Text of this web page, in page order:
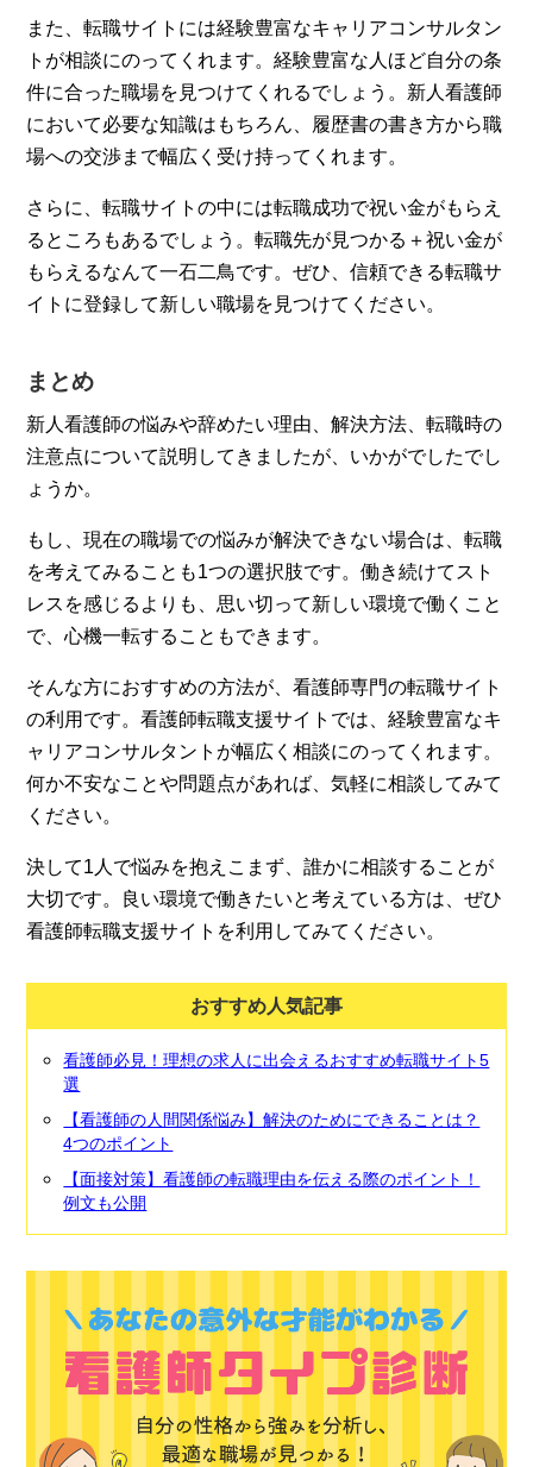
また、転職サイトには経験豊富なキャリアコンサルタン
トが相談にのってくれます。経験豊富な人ほど自分の条
件に合った職場を見つけてくれるでしょう。新人看護師
において必要な知識はもちろん、履歴書の書き方から職
場への交渉まで幅広く受け持ってくれます。
さらに、転職サイトの中には転職成功で祝い金がもらえ
るところもあるでしょう。転職先が見つかる＋祝い金が
もらえるなんて一石二鳥です。ぜひ、信頼できる転職サ
イトに登録して新しい職場を見つけてください。
まとめ
新人看護師の悩みや辞めたい理由、解決方法、転職時の
注意点について説明してきましたが、いかがでしたでし
ょうか。
もし、現在の職場での悩みが解決できない場合は、転職
を考えてみることも1つの選択肢です。働き続けてスト
レスを感じるよりも、思い切って新しい環境で働くこと
で、心機一転することもできます。
そんな方におすすめの方法が、看護師専門の転職サイト
の利用です。看護師転職支援サイトでは、経験豊富なキ
ャリアコンサルタントが幅広く相談にのってくれます。
何か不安なことや問題点があれば、気軽に相談してみて
ください。
決して1人で悩みを抱えこまず、誰かに相談することが
大切です。良い環境で働きたいと考えている方は、ぜひ
看護師転職支援サイトを利用してみてください。
おすすめ人気記事
看護師必見！理想の求人に出会えるおすすめ転職サイト5
選
【看護師の人間関係悩み】解決のためにできることは？
4つのポイント
【面接対策】看護師の転職理由を伝える際のポイント！
例文も公開